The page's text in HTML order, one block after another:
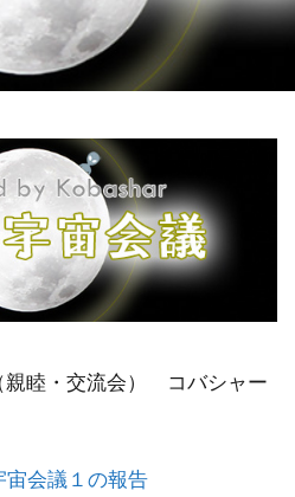
親睦・交流会） コバシャー
宙会議１の報告
農業
金沢市